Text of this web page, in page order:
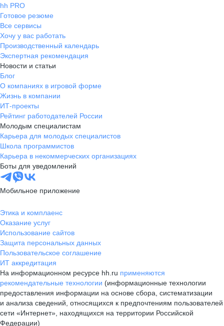
hh PRO
Готовое резюме
Все сервисы
Хочу у вас работать
Производственный календарь
Экспертная рекомендация
Новости и статьи
Блог
О компаниях в игровой форме
Жизнь в компании
ИТ-проекты
Рейтинг работодателей России
Молодым специалистам
Карьера для молодых специалистов
Школа программистов
Карьера в некоммерческих организациях
Боты для уведомлений
Мобильное приложение
Этика и комплаенс
Оказание услуг
Использование сайтов
Защита персональных данных
Пользовательское соглашение
ИТ аккредитация
На информационном ресурсе hh.ru применяются
рекомендательные технологии (информационные технологии
предоставления информации на основе сбора, систематизации
и анализа сведений, относящихся к предпочтениям пользователей
сети «Интернет», находящихся на территории Российской
Федерации)